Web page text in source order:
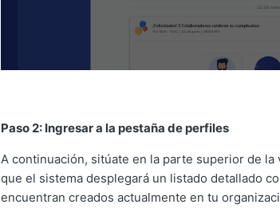
Paso 2: Ingresar a la pestaña de perfiles
A continuación, sitúate en la parte superior de la
que el sistema desplegará un listado detallado
encuentran creados actualmente en tu